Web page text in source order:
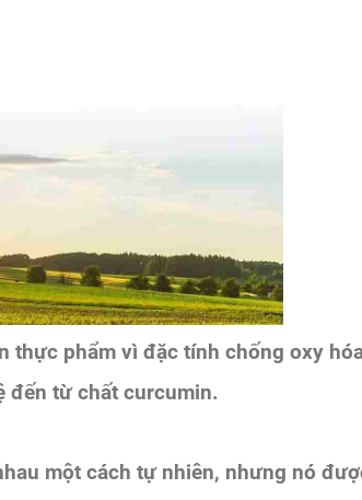
thực phẩm vì đặc tính chống oxy
đến từ chất curcumin.
một cách tự nhiên, nhưng nó